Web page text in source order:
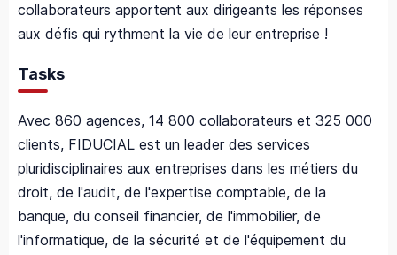
collaborateurs apportent aux dirigeants les réponses
aux défis qui rythment la vie de leur entreprise !
Tasks
Avec 860 agences, 14 800 collaborateurs et 325 000
clients, FIDUCIAL est un leader des services
pluridisciplinaires aux entreprises dans les métiers du
droit, de l'audit, de l'expertise comptable, de la
banque, du conseil financier, de l'immobilier, de
l'informatique, de la sécurité et de l'équipement du